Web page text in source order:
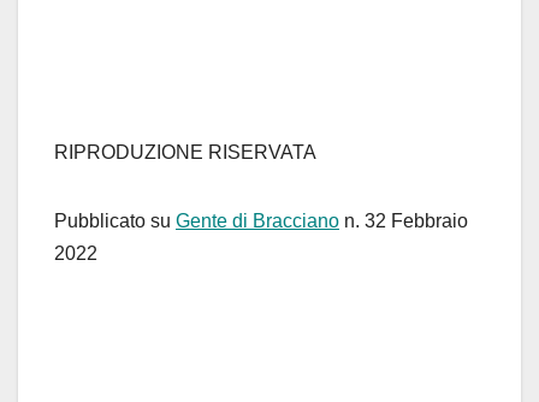
RIPRODUZIONE RISERVATA
Pubblicato su Gente di Bracciano n. 32 Febbraio
2022